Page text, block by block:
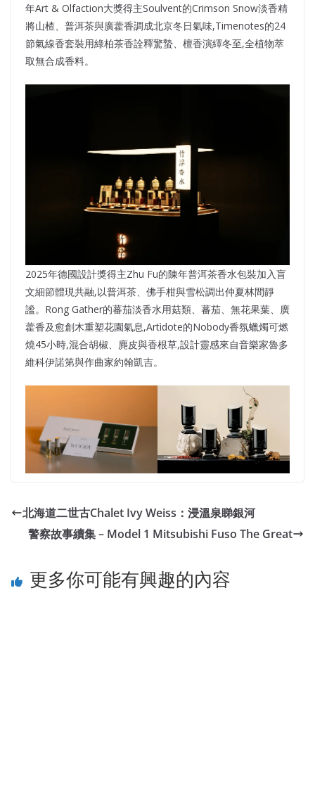
年Art & Olfaction大獎得主Soulvent的Crimson Snow淡香精
將山楂、普洱茶與廣藿香調成北京冬日氣味,Timenotes的24
節氣線香套裝用綠柏茶香詮釋驚蟄、檀香演繹冬至,全植物萃
取無合成香料。
2025年德國設計獎得主Zhu Fu的陳年普洱茶香水包裝加入盲
文細節體現共融,以普洱茶、佛手柑與雪松調出仲夏林間靜
謐。Rong Gather的蕃茄淡香水用菇類、蕃茄、無花果葉、廣
藿香及愈創木重塑花園氣息,Artìdote的Nobody香氛蠟燭可燃
燒45小時,混合胡椒、麂皮與香根草,設計靈感來自音樂家魯多
維科伊諾第與作曲家約翰凱吉。
北海道二世古Chalet Ivy Weiss：浸溫泉睇銀河
警察故事續集 – Model 1 Mitsubishi Fuso The Great
更多你可能有興趣的內容